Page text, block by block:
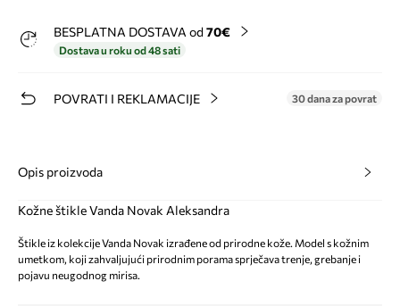
BESPLATNA DOSTAVA od 70€
Dostava u roku od 48 sati
POVRATI I REKLAMACIJE 30 dana za povrat
Opis proizvoda
Kožne štikle Vanda Novak Aleksandra
Štikle iz kolekcije Vanda Novak izrađene od prirodne kože. Model s kožnim
umetkom, koji zahvaljujući prirodnim porama sprječava trenje, grebanje i
pojavu neugodnog mirisa.